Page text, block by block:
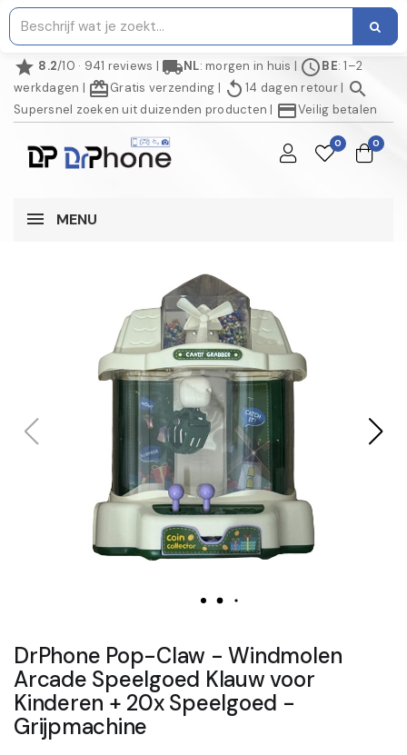
star 8.2/10 · 941 reviews | local_shippingNL: morgen in huis | scheduleBE: 1–2
werkdagen | redeemGratis verzending | replay 14 dagen retour| search
Supersnel zoeken uit duizenden producten | credit_cardVeilig betalen
0 0
MENU
DrPhone Pop-Claw - Windmolen
Arcade Speelgoed Klauw voor
Kinderen + 20x Speelgoed -
Grijpmachine